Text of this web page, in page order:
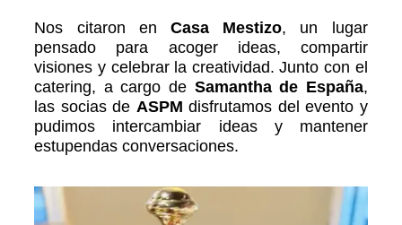
Nos citaron en Casa Mestizo, un lugar
pensado para acoger ideas, compartir
visiones y celebrar la creatividad. Junto con el
catering, a cargo de Samantha de España,
las socias de ASPM disfrutamos del evento y
pudimos intercambiar ideas y mantener
estupendas conversaciones.